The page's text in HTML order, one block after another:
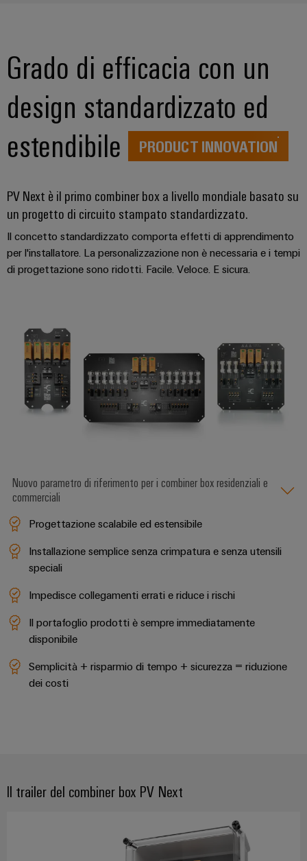
Grado di efficacia con un
design standardizzato ed
estendibile
PRODUCT INNOVATION
PV Next è il primo combiner box a livello mondiale basato su
un progetto di circuito stampato standardizzato.
Il concetto standardizzato comporta effetti di apprendimento
per l'installatore. La personalizzazione non è necessaria e i tempi
di progettazione sono ridotti. Facile. Veloce. E sicura.
Nuovo parametro di riferimento per i combiner box residenziali e
commerciali
Progettazione scalabile ed estensibile
Installazione semplice senza crimpatura e senza utensili
speciali
Impedisce collegamenti errati e riduce i rischi
Il portafoglio prodotti è sempre immediatamente
disponibile
Semplicità + risparmio di tempo + sicurezza = riduzione
dei costi
Il trailer del combiner box PV Next